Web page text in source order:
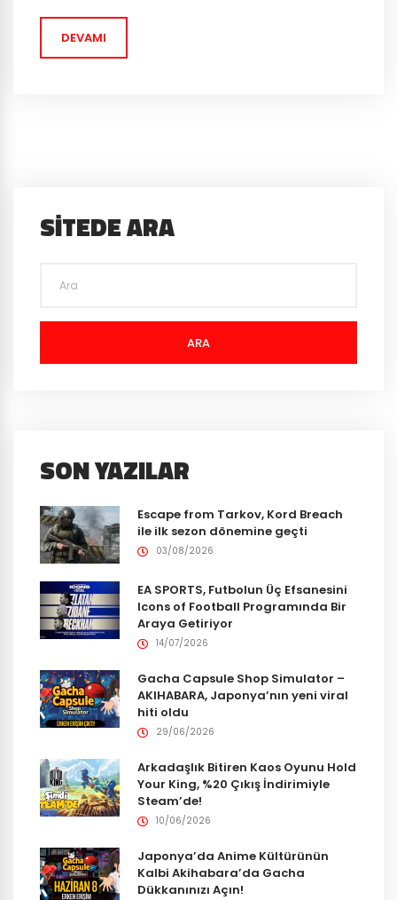
basit olan “Smash and...
DEVAMI
SITEDE ARA
ARA
SON YAZILAR
Escape from Tarkov, Kord Breach
ile ilk sezon dönemine geçti
03/08/2026
EA SPORTS, Futbolun Üç Efsanesini
Icons of Football Programında Bir
Araya Getiriyor
14/07/2026
Gacha Capsule Shop Simulator –
AKIHABARA, Japonya’nın yeni viral
hiti oldu
29/06/2026
Arkadaşlık Bitiren Kaos Oyunu Hold
Your King, %20 Çıkış İndirimiyle
Steam’de!
10/06/2026
Japonya’da Anime Kültürünün
Kalbi Akihabara’da Gacha
Dükkanınızı Açın!